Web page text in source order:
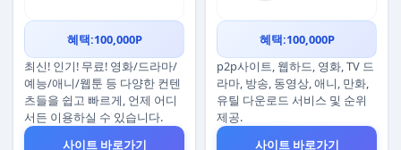
혜택:100,000P
최신! 인기! 무료! 영화/드라마/
예능/애니/웹툰 등 다양한 컨텐
츠들을 쉽고 빠르게, 언제 어디
서든 이용하실 수 있습니다.
사이트 바로가기
혜택:100,000P
p2p사이트, 웹하드, 영화, TV 드
라마, 방송, 동영상, 애니, 만화,
유틸 다운로드 서비스 및 순위
제공.
사이트 바로가기